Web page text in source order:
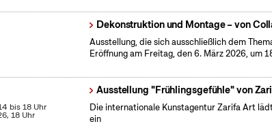
Dekonstruktion und Montage – von
Ausstellung, die sich ausschließlich dem
Eröffnung am Freitag, den 6. März 2026, um
bis 18 Uhr
18 Uhr
Ausstellung "Frühlingsgefühle" von
Die internationale Kunstagentur Zarifa Art
ein